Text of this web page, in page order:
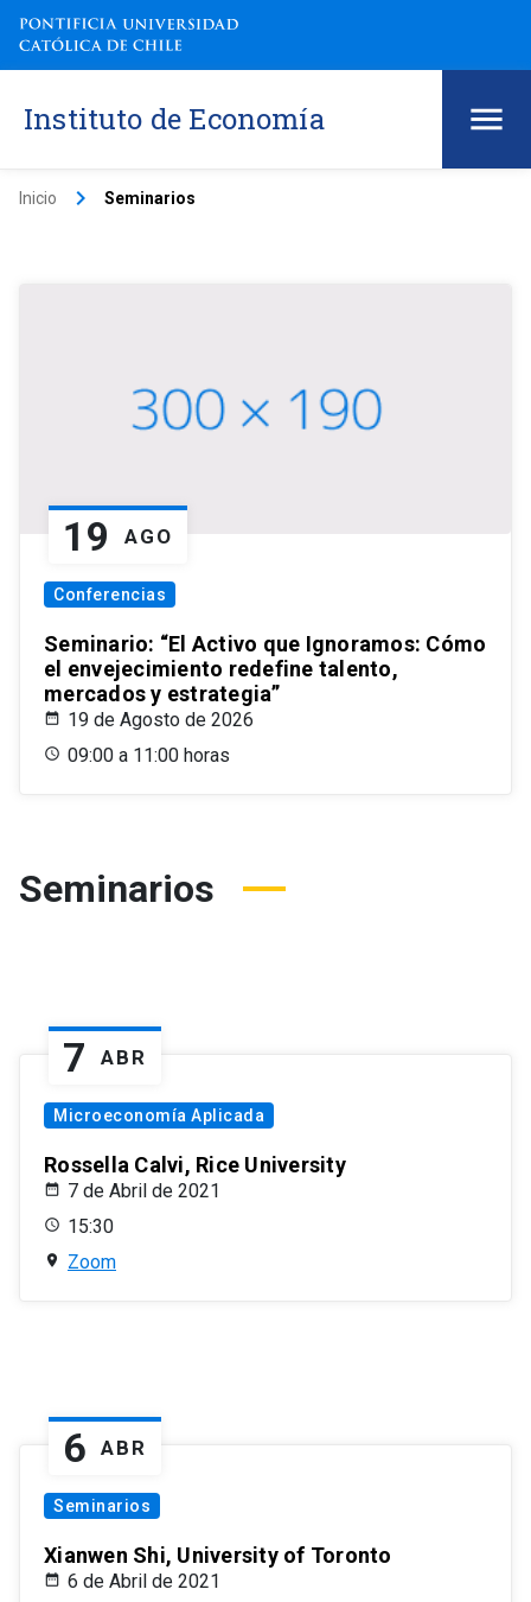
Instituto de Economía
Inicio keyboard_arrow_right Seminarios
19 AGO
Conferencias
Seminario: “El Activo que Ignoramos: Cómo
el envejecimiento redefine talento,
mercados y estrategia”
19 de Agosto de 2026
09:00 a 11:00 horas
Seminarios
7 ABR
Microeconomía Aplicada
Rossella Calvi, Rice University
7 de Abril de 2021
15:30
Zoom
6 ABR
Seminarios
Xianwen Shi, University of Toronto
6 de Abril de 2021